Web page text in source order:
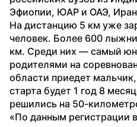
Эфиопии, ЮАР и ОАЭ,
На дистанцию 5 км уже
человек. Более 600
км. Среди них — самый
родителями на
области приедет
старта будет 1 год 8
решились на 50-
«По данным регистрации